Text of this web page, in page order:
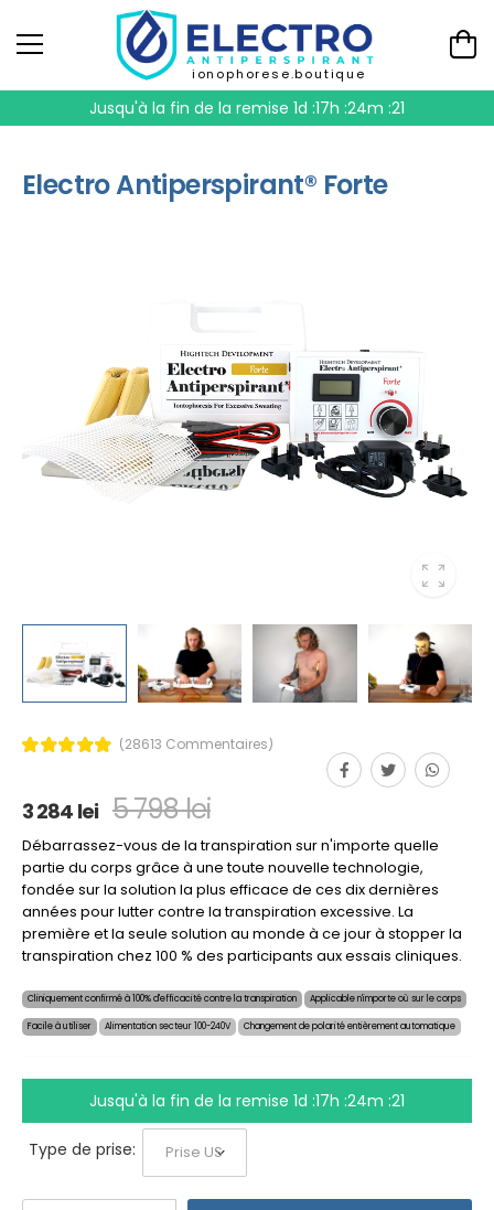
ionophorese.boutique
Jusqu'à la fin de la remise 1d :17h :24m :20
Electro Antiperspirant® Forte
(28613 Commentaires)
3 284 lei 5 798 lei
Débarrassez-vous de la transpiration sur n'importe quelle
partie du corps grâce à une toute nouvelle technologie,
fondée sur la solution la plus efficace de ces dix dernières
années pour lutter contre la transpiration excessive. La
première et la seule solution au monde à ce jour à stopper la
transpiration chez 100 % des participants aux essais cliniques.
Cliniquement confirmé à 100% d'efficacité contre la transpiration Applicable n'importe où sur le corps
Facile à utiliser Alimentation secteur 100-240V Changement de polarité entièrement automatique
Jusqu'à la fin de la remise 1d :17h :24m :20
Type de prise: